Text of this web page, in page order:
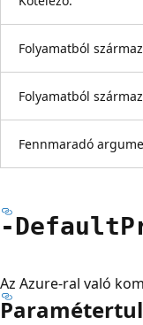
Folyamatból
Folyamatból
Fennmaradó
-Default
Az Azure-ral való